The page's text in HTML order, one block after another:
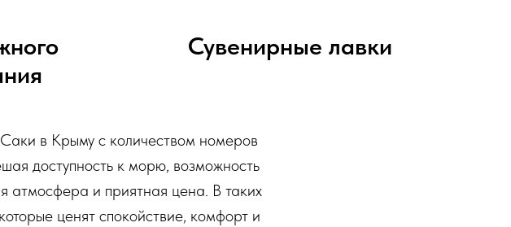
Сувенирные лавки
Саки в Крыму с количеством номеров
доступность к морю, возможность
атмосфера и приятная цена. В таких
ценят спокойствие, комфорт и